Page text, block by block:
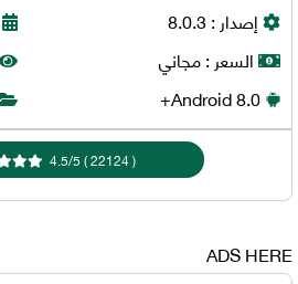
إصدار :8.0.3
السعر :مجاني
Android8.0+
(
22124
)
4.5/5
ADS HERE